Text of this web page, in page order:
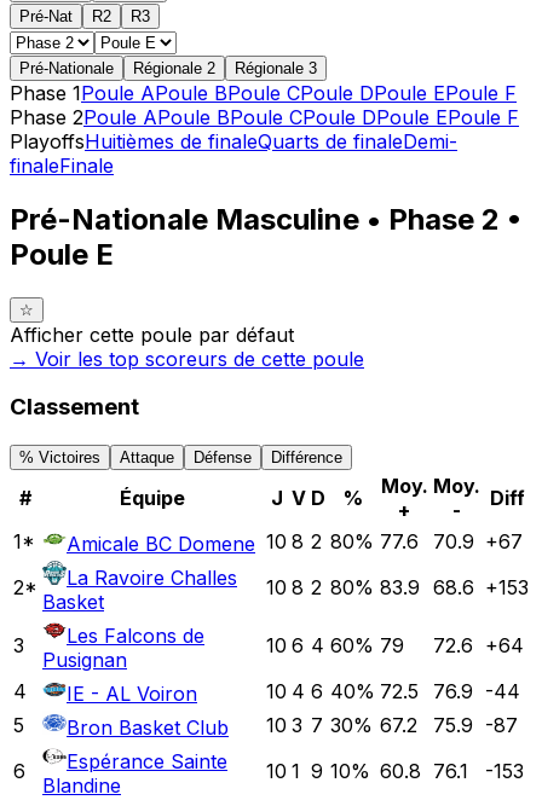
Pré-Nat
R2 R3
Pré-Nationale Régionale 2 Régionale 3
Phase 1Poule APoule BPoule CPoule DPoule EPoule F
Phase 2Poule APoule BPoule CPoule DPoule EPoule F
PlayoffsHuitièmes de finaleQuarts de finaleDemi-
finaleFinale
Pré-Nationale Masculine • Phase 2 •
Poule E
☆
Afficher cette poule par défaut
→ Voir les top scoreurs de cette poule
Classement
% Victoires Attaque Défense Différence
# Équipe J V D %
Moy.
+
Moy.
-
Diff
1* Amicale BC Domene 10 8 2 80% 77.6 70.9 +67
2*
La Ravoire Challes
Basket
10 8 2 80% 83.9 68.6 +153
3
Les Falcons de
Pusignan
10 6 4 60% 79 72.6 +64
4
IE - AL Voiron 10 4 6 40% 72.5 76.9 -44
5
Bron Basket Club 10 3 7 30% 67.2 75.9 -87
6
Espérance Sainte
Blandine
10 1 9 10% 60.8 76.1 -153